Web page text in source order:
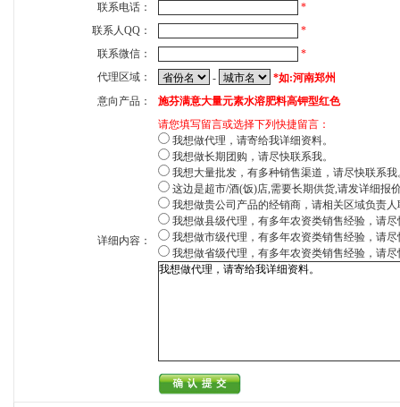
联系电话：
*
联系人QQ：
*
联系微信：
*
代理区域：
-
*如:河南郑州
意向产品：
施芬满意大量元素水溶肥料高钾型红色
详细内容：
请您填写留言或选择下列快捷留言：
我想做代理，请寄给我详细资料。
我想做长期团购，请尽快联系我。
我想大量批发，有多种销售渠道，请尽快联系我
这边是超市/酒(饭)店,需要长期供货,请发详细报
我想做贵公司产品的经销商，请相关区域负责人
我想做县级代理，有多年农资类销售经验，请
我想做市级代理，有多年农资类销售经验，请
我想做省级代理，有多年农资类销售经验，请